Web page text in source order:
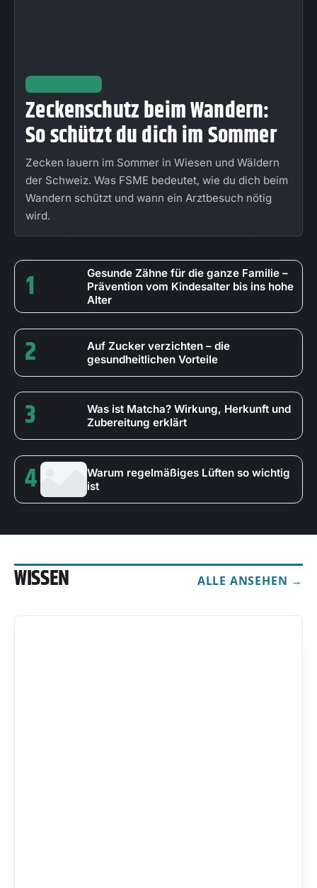
Zeckenschutz beim Wandern:
So schützt du dich im Sommer
Zecken lauern im Sommer in Wiesen und Wäldern
der Schweiz. Was FSME bedeutet, wie du dich beim
Wandern schützt und wann ein Arztbesuch nötig
wird.
1
Gesunde Zähne für die ganze Familie –
Prävention vom Kindesalter bis ins hohe
Alter
2
Auf Zucker verzichten – die
gesundheitlichen Vorteile
3
Was ist Matcha? Wirkung, Herkunft und
Zubereitung erklärt
4
Warum regelmäßiges Lüften so wichtig
ist
WISSEN ALLE ANSEHEN →